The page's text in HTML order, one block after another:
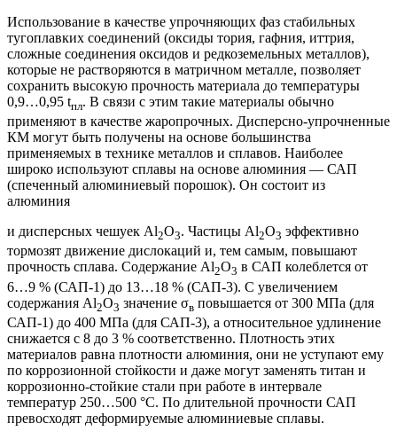
Использование в качестве упрочняющих фаз стабильных
тугоплавких соединений (оксиды тория, гафния, иттрия,
сложные соединения оксидов и редкоземельных металлов),
которые не растворяются в матричном металле, позволяет
сохранить высокую прочность материала до температуры
0,9…0,95 tпл. В связи с этим такие материалы обычно
применяют в качестве жаропрочных. Дисперсно-упрочненные
КМ могут быть получены на основе большинства
применяемых в технике металлов и сплавов. Наиболее
широко используют сплавы на основе алюминия — САП
(спеченный алюминиевый порошок). Он состоит из
алюминия
и дисперсных чешуек Аl2O3. Частицы Аl2O3 эффективно
тормозят движение дислокаций и, тем самым, повышают
прочность сплава. Содержание Аl2О3 в САП колеблется от
6…9 % (САП-1) до 13…18 % (САП-3). С увеличением
содержания Аl2O3 значение σв повышается от 300 МПа (для
САП-1) до 400 МПа (для САП-3), а относительное удлинение
снижается с 8 до 3 % соответственно. Плотность этих
материалов равна плотности алюминия, они не уступают ему
по коррозионной стойкости и даже могут заменять титан и
коррозионно-стойкие стали при работе в интервале
температур 250…500 °С. По длительной прочности САП
превосходят деформируемые алюминиевые сплавы.